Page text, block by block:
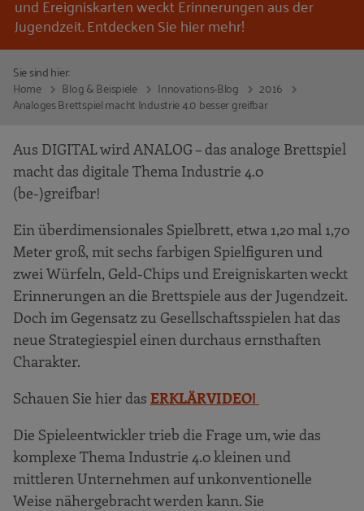
und Ereigniskarten weckt Erinnerungen aus der
Jugendzeit. Entdecken Sie hier mehr!
Sie sind hier:
Home
Blog & Beispiele Innovations-Blog
2016
Analoges Brettspiel macht Industrie 4.0 besser greifbar
Aus DIGITAL wird ANALOG – das analoge Brettspiel
macht das digitale Thema Industrie 4.0
(be-)greifbar!
Ein überdimensionales Spielbrett, etwa 1,20 mal 1,70
Meter groß, mit sechs farbigen Spielfiguren und
zwei Würfeln, Geld-Chips und Ereigniskarten weckt
Erinnerungen an die Brettspiele aus der Jugendzeit.
Doch im Gegensatz zu Gesellschaftsspielen hat das
neue Strategiespiel einen durchaus ernsthaften
Charakter.
Schauen Sie hier das ERKLÄRVIDEO!
Die Spieleentwickler trieb die Frage um, wie das
komplexe Thema Industrie 4.0 kleinen und
mittleren Unternehmen auf unkonventionelle
Weise nähergebracht werden kann. Sie